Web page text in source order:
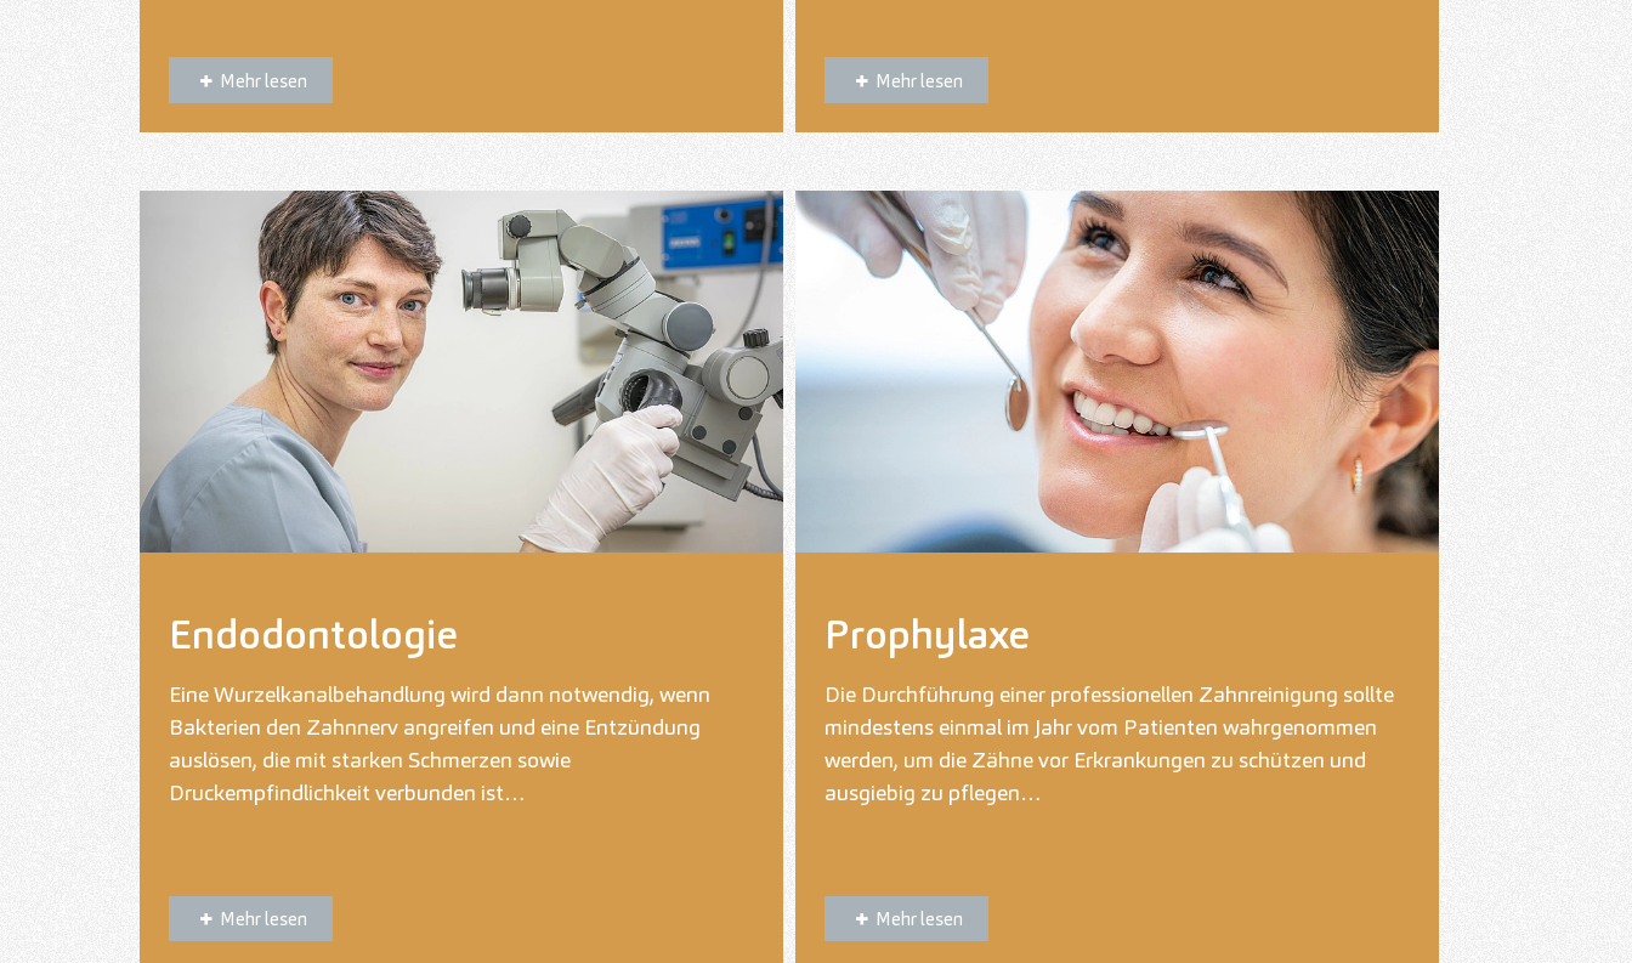
Mehr lesen Mehr lesen
Endodontologie
Eine Wurzelkanalbehandlung wird dann notwendig, wenn
Bakterien den Zahnnerv angreifen und eine Entzündung
auslösen, die mit starken Schmerzen sowie
Druckempfindlichkeit verbunden ist…
Mehr lesen
Prophylaxe
Die Durchführung einer professionellen Zahnreinigung sollte
mindestens einmal im Jahr vom Patienten wahrgenommen
werden, um die Zähne vor Erkrankungen zu schützen und
ausgiebig zu pflegen…
Mehr lesen